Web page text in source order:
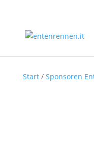
Start/ Sponsoren